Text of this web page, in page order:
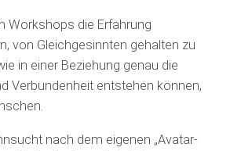
Workshops die Erfahrung
von Gleichgesinnten gehalten zu
in einer Beziehung genau die
Verbundenheit entstehen können,
nach dem eigenen „Avatar-